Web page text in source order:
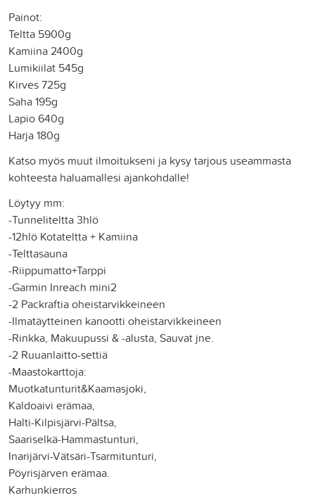
Painot:
Teltta 5900g
Kamiina 2400g
Lumikiilat 545g
Kirves 725g
Saha 195g
Lapio 640g
Harja 180g
Katso myös muut ilmoitukseni ja kysy tarjous useammasta
kohteesta haluamallesi ajankohdalle!
Löytyy mm:
-Tunneliteltta 3hlö
-12hlö Kotateltta + Kamiina
-Telttasauna
-Riippumatto+Tarppi
-Garmin Inreach mini2
-2 Packraftia oheistarvikkeineen
-Ilmatäytteinen kanootti oheistarvikkeineen
-Rinkka, Makuupussi & -alusta, Sauvat jne.
-2 Ruuanlaitto-settiä
-Maastokarttoja:
Muotkatunturit&Kaamasjoki,
Kaldoaivi erämaa,
Halti-Kilpisjärvi-Pältsa,
Saariselkä-Hammastunturi,
Inarijärvi-Vätsäri-Tsarmitunturi,
Pöyrisjärven erämaa.
Karhunkierros